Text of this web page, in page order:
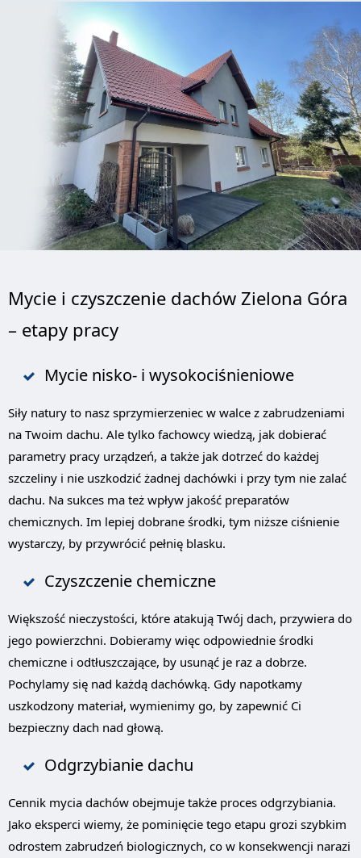
Mycie i czyszczenie dachów Zielona Góra
– etapy pracy
Mycie nisko- i wysokociśnieniowe
Siły natury to nasz sprzymierzeniec w walce z zabrudzeniami
na Twoim dachu. Ale tylko fachowcy wiedzą, jak dobierać
parametry pracy urządzeń, a także jak dotrzeć do każdej
szczeliny i nie uszkodzić żadnej dachówki i przy tym nie zalać
dachu. Na sukces ma też wpływ jakość preparatów
chemicznych. Im lepiej dobrane środki, tym niższe ciśnienie
wystarczy, by przywrócić pełnię blasku.
Czyszczenie chemiczne
Większość nieczystości, które atakują Twój dach, przywiera do
jego powierzchni. Dobieramy więc odpowiednie środki
chemiczne i odtłuszczające, by usunąć je raz a dobrze.
Pochylamy się nad każdą dachówką. Gdy napotkamy
uszkodzony materiał, wymienimy go, by zapewnić Ci
bezpieczny dach nad głową.
Odgrzybianie dachu
Cennik mycia dachów obejmuje także proces odgrzybiania.
Jako eksperci wiemy, że pominięcie tego etapu grozi szybkim
odrostem zabrudzeń biologicznych, co w konsekwencji narazi